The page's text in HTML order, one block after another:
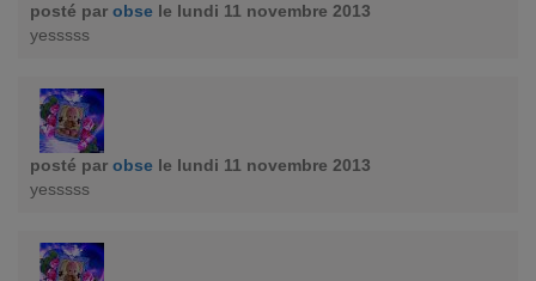
posté par obse le lundi 11 novembre 2013
yesssss
posté par obse le lundi 11 novembre 2013
yesssss